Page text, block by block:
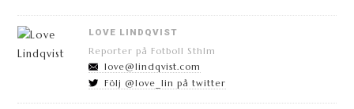
LOVE LINDQVIST
Reporter på Fotboll Sthlm
love@lindqvist.com
Följ @love_lin på twitter